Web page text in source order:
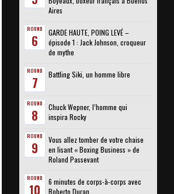
Aires
ROUND
6
GARDE HAUTE, POING LEVÉ –
épisode 1 : Jack Johnson, croqueur
de mythe
ROUND
7 Battling Siki, un homme libre
ROUND
8
Chuck Wepner, l’homme qui
inspira Rocky
ROUND
9
Vous allez tomber de votre chaise
en lisant « Boxing Business » de
Roland Passevant
ROUND
10
6 minutes de corps-à-corps avec
Roberto Duran